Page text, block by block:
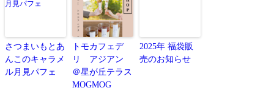
さつまいもとあ
んこのキャラメ
ル月見パフェ
トモカフェデ
リ アジアン
＠星が丘テラス
MOGMOG
2025年 福袋販
売のお知らせ